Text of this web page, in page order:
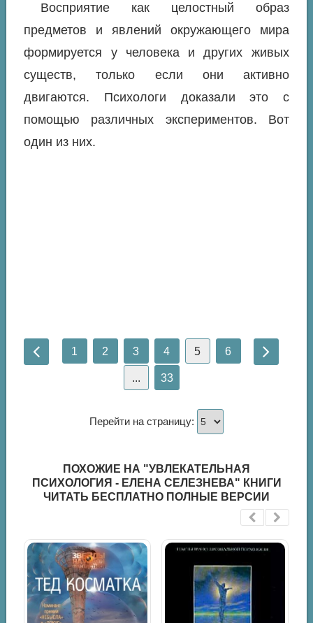
Восприятие как целостный образ
предметов и явлений окружающего мира
формируется у человека и других живых
существ, только если они активно
двигаются. Психологи доказали это с
помощью различных экспериментов. Вот
один из них.
1 2 3 4 5 6
... 33
Перейти на страницу:
ПОХОЖИЕ НА "УВЛЕКАТЕЛЬНАЯ
ПСИХОЛОГИЯ - ЕЛЕНА СЕЛЕЗНЕВА" КНИГИ
ЧИТАТЬ БЕСПЛАТНО ПОЛНЫЕ ВЕРСИИ